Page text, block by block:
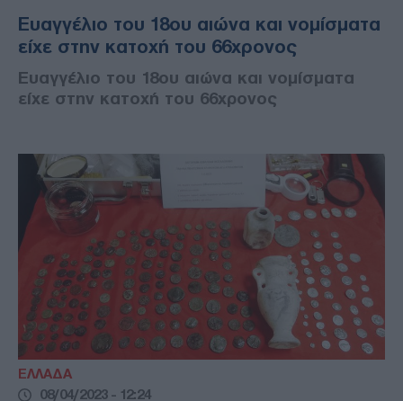
Ευαγγέλιο του 18ου αιώνα και νομίσματα
είχε στην κατοχή του 66χρονος
Ευαγγέλιο του 18ου αιώνα και νομίσματα
είχε στην κατοχή του 66χρονος
ΕΛΛΑΔΑ
08/04/2023 - 12:24